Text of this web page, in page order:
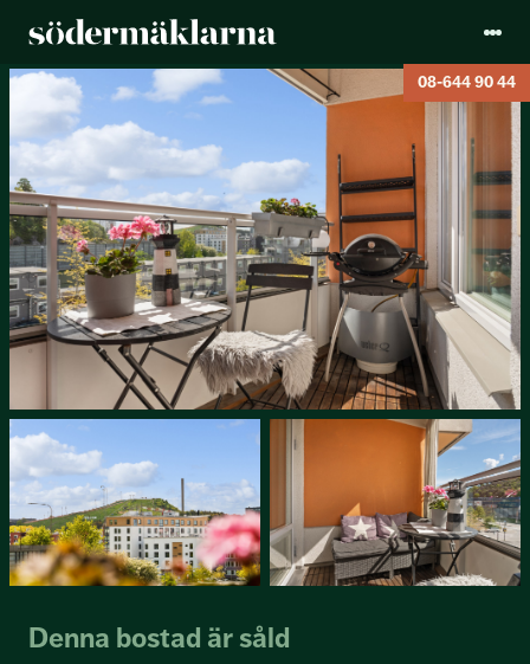
08-644 90 44
Denna bostad är såld